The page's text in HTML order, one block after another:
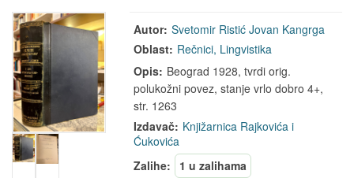
Autor: Svetomir Ristić Jovan Kangrga
Oblast: Rečnici, Lingvistika
Opis: Beograd 1928, tvrdi orig.
polukožni povez, stanje vrlo dobro 4+,
str. 1263
Izdavač: Knjižarnica Rajkovića i
Ćukovića
Zalihe:
1 u zalihama